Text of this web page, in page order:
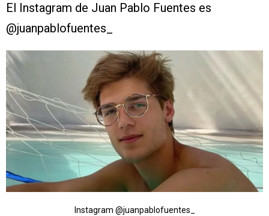
El Instagram de Juan Pablo Fuentes es
@juanpablofuentes_
Instagram @juanpablofuentes_